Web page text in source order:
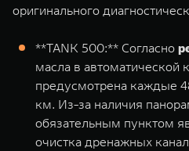
оригинального
**TANK 500:** Согласно
масла в
предусмотрена каждые
км. Из-за наличия
обязательным пунктом
очистка дренажных